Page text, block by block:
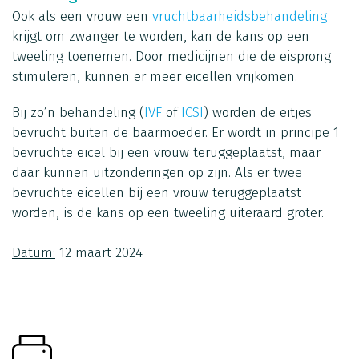
Ook als een vrouw een vruchtbaarheidsbehandeling
krijgt om zwanger te worden, kan de kans op een
tweeling toenemen. Door medicijnen die de eisprong
stimuleren, kunnen er meer eicellen vrijkomen.
Bij zo’n behandeling (IVF ofICSI) worden de eitjes
bevrucht buiten de baarmoeder. Er wordt in principe 1
bevruchte eicel bij een vrouw teruggeplaatst, maar
daar kunnen uitzonderingen op zijn. Als er twee
bevruchte eicellen bij een vrouw teruggeplaatst
worden, is de kans op een tweeling uiteraard groter.
Datum: 12 maart 2024